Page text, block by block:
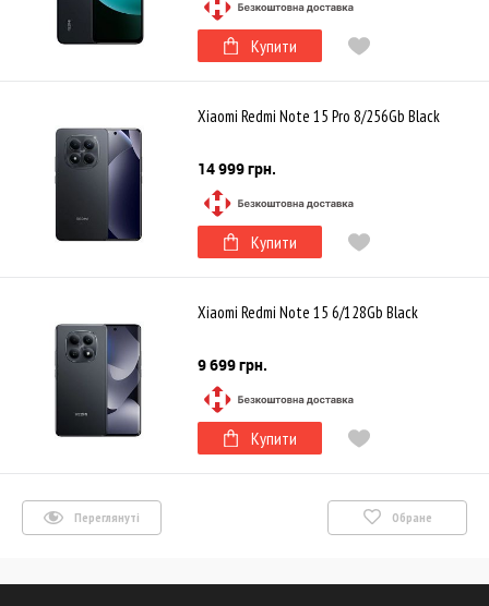
Купити
Xiaomi Redmi Note 15 Pro 8/256Gb Black
14 999 грн.
Купити
Xiaomi Redmi Note 15 6/128Gb Black
9 699 грн.
Купити
Переглянуті Обране